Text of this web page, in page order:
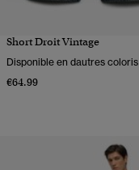
Short Droit Vintage
Disponible en dautres coloris
€64.99